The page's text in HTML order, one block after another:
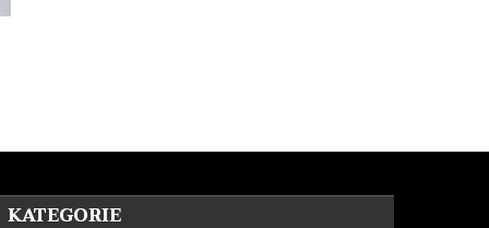
KATEGORIE